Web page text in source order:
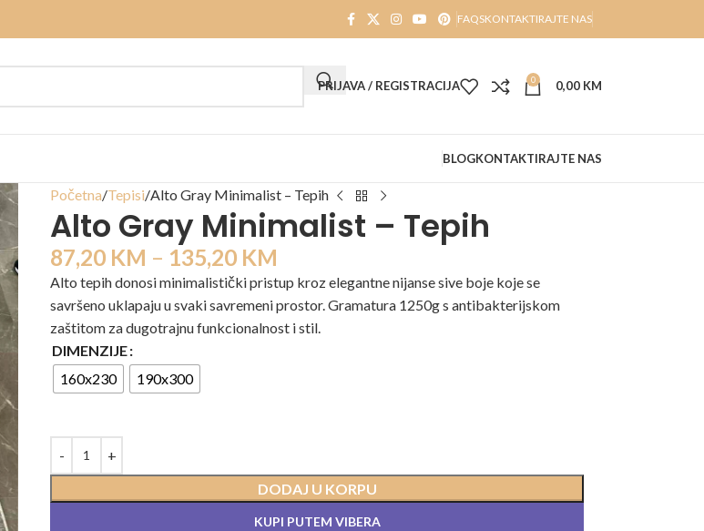
FAQSKONTAKTIRAJTE NAS
PRIJAVA / REGISTRACIJA 0 0,00 KM
BLOGKONTAKTIRAJTE NAS
Početna Tepisi Alto Gray Minimalist – Tepih
Alto Gray Minimalist – Tepih
87,20 KM – 135,20 KM
Alto tepih donosi minimalistički pristup kroz elegantne nijanse sive boje koje se
savršeno uklapaju u svaki savremeni prostor. Gramatura 1250g s antibakterijskom
zaštitom za dugotrajnu funkcionalnost i stil.
DIMENZIJE
160x230
190x300
DODAJ U KORPU
KUPI PUTEM VIBERA